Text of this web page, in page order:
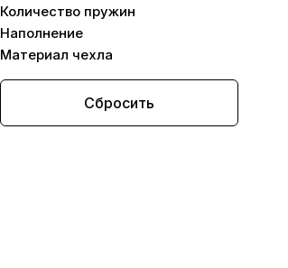
200х190 см (
200х200 см(23
Количество пружин
Наполнение
Материал чехла
Сбросить